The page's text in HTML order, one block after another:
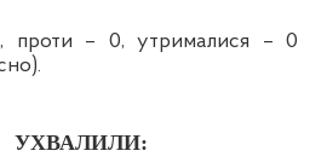
проти – 0, утрималися – 0
УХВАЛИЛИ: